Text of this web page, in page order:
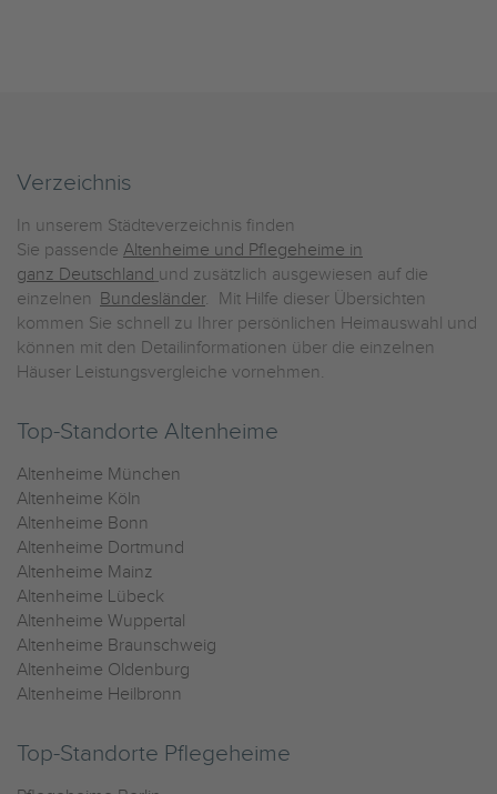
Verzeichnis
In unserem Städteverzeichnis finden
Sie passende Altenheime und Pflegeheime in
ganz Deutschland und zusätzlich ausgewiesen auf die
einzelnen Bundesländer. Mit Hilfe dieser Übersichten
kommen Sie schnell zu Ihrer persönlichen Heimauswahl und
können mit den Detailinformationen über die einzelnen
Häuser Leistungsvergleiche vornehmen.
Top-Standorte Altenheime
Altenheime München
Altenheime Köln
Altenheime Bonn
Altenheime Dortmund
Altenheime Mainz
Altenheime Lübeck
Altenheime Wuppertal
Altenheime Braunschweig
Altenheime Oldenburg
Altenheime Heilbronn
Top-Standorte Pflegeheime